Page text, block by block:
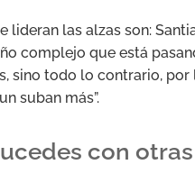
lideran las alzas son:
complejo que está
sino todo lo contrario, por
suban más”.
con